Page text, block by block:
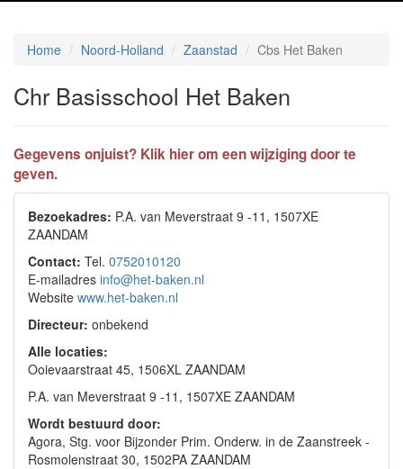
Home Noord-Holland Zaanstad Cbs Het Baken
Chr Basisschool Het Baken
Gegevens onjuist? Klik hier om een wijziging door te
geven.
Bezoekadres: P.A. van Meverstraat 9 -11, 1507XE
ZAANDAM
Contact: Tel. 0752010120
E-mailadres info@het-baken.nl
Website www.het-baken.nl
Directeur: onbekend
Alle locaties:
Ooievaarstraat 45, 1506XL ZAANDAM
P.A. van Meverstraat 9 -11, 1507XE ZAANDAM
Wordt bestuurd door:
Agora, Stg. voor Bijzonder Prim. Onderw. in de Zaanstreek -
Rosmolenstraat 30, 1502PA ZAANDAM